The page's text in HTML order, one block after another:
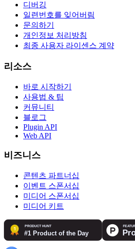
디버깅
일련번호를 잊어버림
문의하기
개인정보 처리방침
최종 사용자 라이센스 계약
리소스
바로 시작하기
사용법 & 팁
커뮤니티
블로그
Plugin API
Web API
비즈니스
콘텐츠 파트너십
이벤트 스폰서십
미디어 스폰서십
미디어 키트